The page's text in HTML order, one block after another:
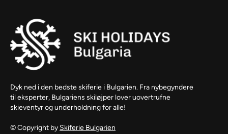
Dyk ned i den bedste skiferie i Bulgarien. Fra nybegyndere
til eksperter, Bulgariens skiløjper lover uovertrufne
skieventyr og underholdning for alle!
© Copyright by Skiferie Bulgarien